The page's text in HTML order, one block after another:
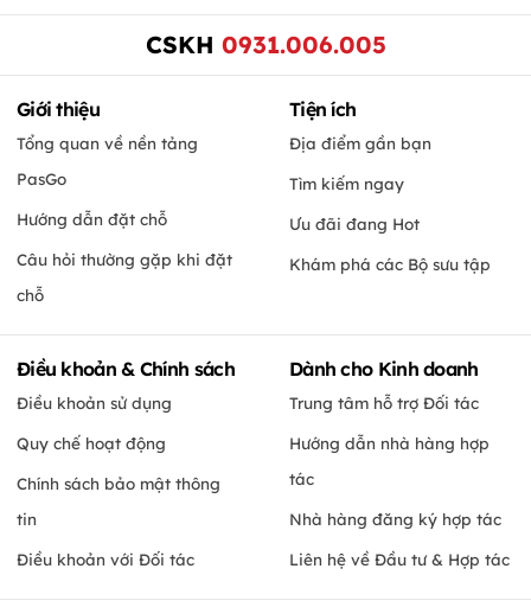
CSKH 0931.006.005
Giới thiệu
Tổng quan về nền tảng
PasGo
Hướng dẫn đặt chỗ
Câu hỏi thường gặp khi đặt
chỗ
Tiện ích
Địa điểm gần bạn
Tìm kiếm ngay
Ưu đãi đang Hot
Khám phá các Bộ sưu tập
Điều khoản & Chính sách
Điều khoản sử dụng
Quy chế hoạt động
Chính sách bảo mật thông
tin
Điều khoản với Đối tác
Dành cho Kinh doanh
Trung tâm hỗ trợ Đối tác
Hướng dẫn nhà hàng hợp
tác
Nhà hàng đăng ký hợp tác
Liên hệ về Đầu tư & Hợp tác